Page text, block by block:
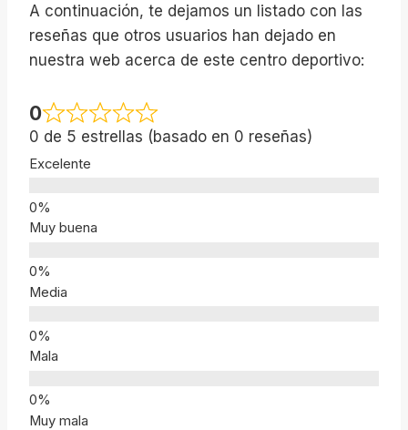
A continuación, te dejamos un listado con las
reseñas que otros usuarios han dejado en
nuestra web acerca de este centro deportivo:
0
0 de 5 estrellas (basado en 0 reseñas)
Excelente
Muy buena
Media
Mala
Muy mala